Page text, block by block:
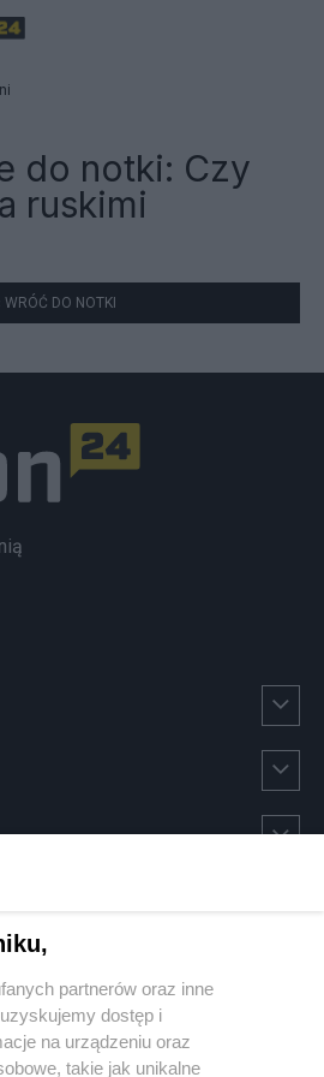
do notki: Czy
ruskimi
WRÓĆ DO NOTKI
partnerów oraz inne
dostęp i
na urządzeniu oraz
takie jak unikalne